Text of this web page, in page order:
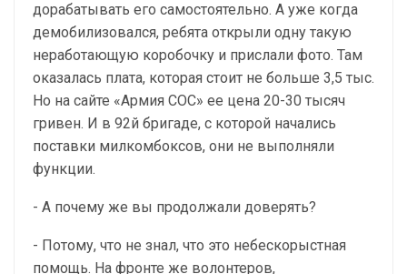
дорабатывать его самостоятельно. А уже когда
демобилизовался, ребята открыли одну такую
неработающую коробочку и прислали фото. Там
оказалась плата, которая стоит не больше 3,5 тыс.
Но на сайте «Армия СОС» ее цена 20-30 тысяч
гривен. И в 92й бригаде, с которой начались
поставки милкомбоксов, они не выполняли
функции.
- А почему же вы продолжали доверять?
- Потому, что не знал, что это небескорыстная
помощь. На фронте же волонтеров,